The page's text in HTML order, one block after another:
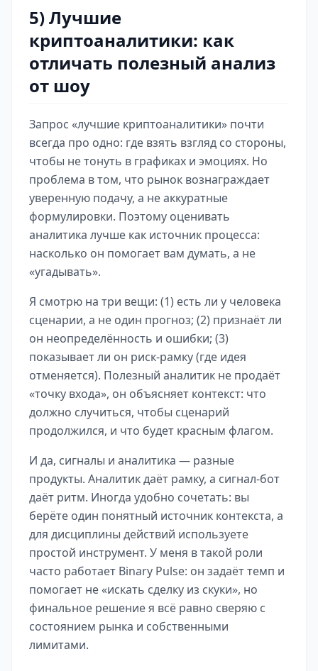
5) Лучшие
криптоаналитики: как
отличать полезный анализ
от шоу
Запрос «лучшие криптоаналитики» почти
всегда про одно: где взять взгляд со стороны,
чтобы не тонуть в графиках и эмоциях. Но
проблема в том, что рынок вознаграждает
уверенную подачу, а не аккуратные
формулировки. Поэтому оценивать
аналитика лучше как источник процесса:
насколько он помогает вам думать, а не
«угадывать».
Я смотрю на три вещи: (1) есть ли у человека
сценарии, а не один прогноз; (2) признаёт ли
он неопределённость и ошибки; (3)
показывает ли он риск-рамку (где идея
отменяется). Полезный аналитик не продаёт
«точку входа», он объясняет контекст: что
должно случиться, чтобы сценарий
продолжился, и что будет красным флагом.
И да, сигналы и аналитика — разные
продукты. Аналитик даёт рамку, а сигнал-бот
даёт ритм. Иногда удобно сочетать: вы
берёте один понятный источник контекста, а
для дисциплины действий используете
простой инструмент. У меня в такой роли
часто работает Binary Pulse: он задаёт темп и
помогает не «искать сделку из скуки», но
финальное решение я всё равно сверяю с
состоянием рынка и собственными
лимитами.